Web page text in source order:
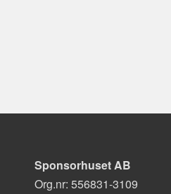
Sponsorhuset AB
Org.nr: 556831-3109